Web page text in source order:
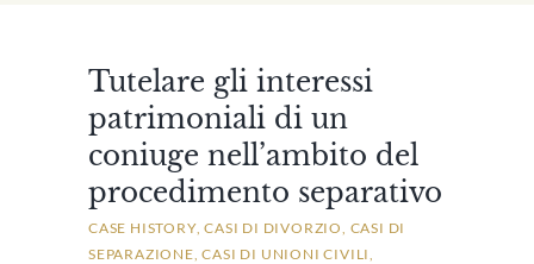
Tutelare gli interessi
patrimoniali di un
coniuge nell’ambito del
procedimento separativo
CASE HISTORY CASI DI DIVORZIO CASI DI
SEPARAZIONE CASI DI UNIONI CIVILI